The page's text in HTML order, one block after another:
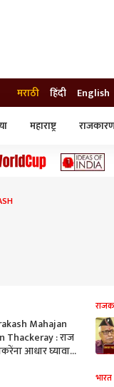
मराठी हिंदी English
महाराष्ट्र
Mahajan
Thackeray : राज
आधार घ्यावा
भारत